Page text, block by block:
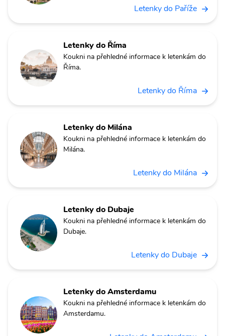
Letenky do Paříže
Letenky do Říma
Koukni na přehledné informace k letenkám do
Říma.
Letenky do Říma
Letenky do Milána
Koukni na přehledné informace k letenkám do
Milána.
Letenky do Milána
Letenky do Dubaje
Koukni na přehledné informace k letenkám do
Dubaje.
Letenky do Dubaje
Letenky do Amsterdamu
Koukni na přehledné informace k letenkám do
Amsterdamu.